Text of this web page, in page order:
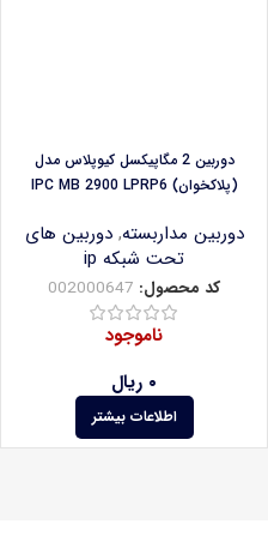
دوربین 2 مگاپیکسل کیوپلاس مدل
(پلاکخوان) IPC MB 2900 LPRP6
دوربین مداربسته,دوربین های
تحت شبکه ip
کد محصول: 002000647
ناموجود
۰ ریال
اطلاعات بیشتر